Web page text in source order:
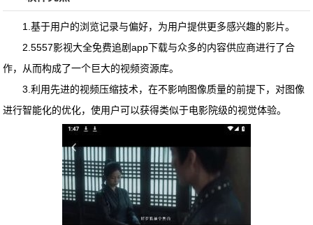
1.基于用户的浏览记录与偏好，为用户提供更多感兴趣的影片。
2.5557影视大全免费追剧app下载与众多的内容供应商进行了合
作，从而构成了一个巨大的视频资源库。
3.利用先进的视频压缩技术，在不影响图像质量的前提下，对图像
进行智能化的优化，使用户可以获得类似于电影院级的视觉体验。